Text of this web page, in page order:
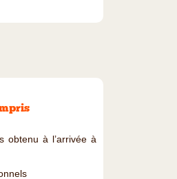
obtenu à l’arrivée à